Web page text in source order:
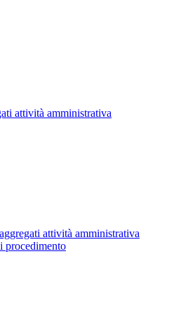
attività amministrativa
attività amministrativa
procedimento